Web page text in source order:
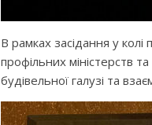
В рамках засідання у
профільних міністерств
будівельної галузі та